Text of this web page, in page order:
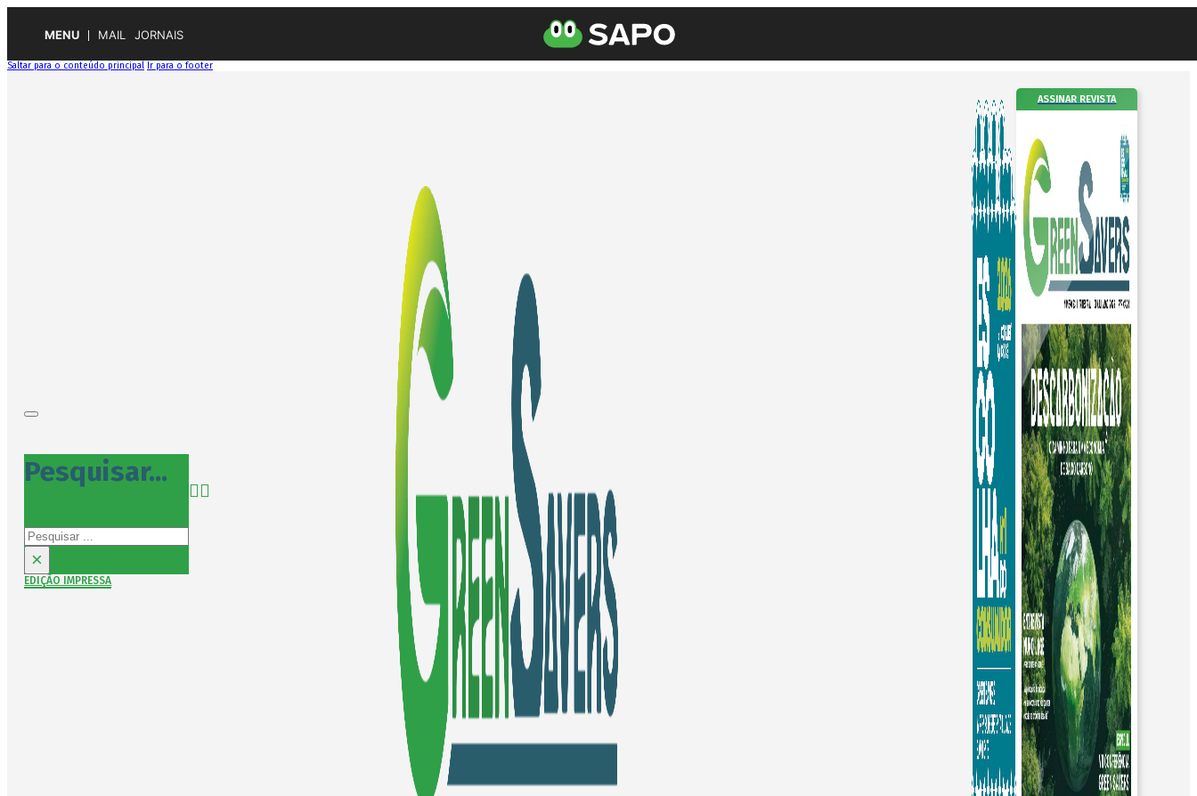
MENU MAIL JORNAIS
Saltar para o conteúdo principal Ir para o footer
Pesquisar...
Pesquisar
×
EDIÇÃO IMPRESSA
ASSINAR REVISTA